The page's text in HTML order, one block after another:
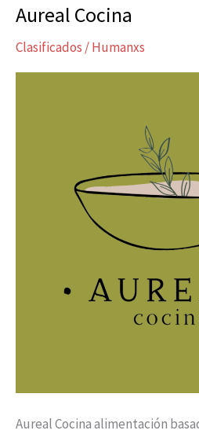
Aureal Cocina
Clasificados /Humanxs
Aureal Cocina alimentación
Aureal